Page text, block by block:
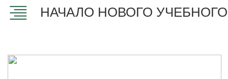
НАЧАЛО НОВОГО